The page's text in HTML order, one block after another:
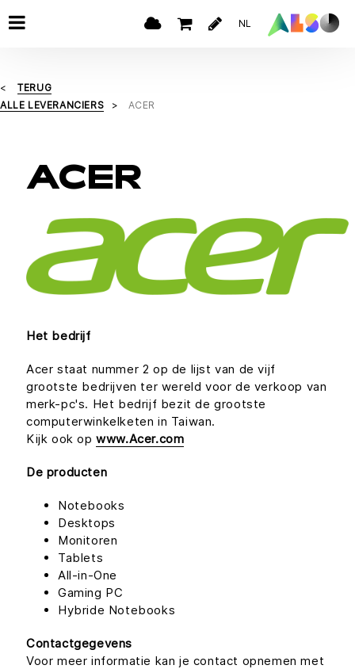
NL
TERUG
ALLE LEVERANCIERS
ACER
ACER
Het bedrijf
Acer staat nummer 2 op de lijst van de vijf
grootste bedrijven ter wereld voor de verkoop van
merk-pc's. Het bedrijf bezit de grootste
computerwinkelketen in Taiwan.
Kijk ook opwww.Acer.com
De producten
Notebooks
Desktops
Monitoren
Tablets
All-in-One
Gaming PC
Hybride Notebooks
Contactgegevens
Voor meer informatie kan je contact opnemen met